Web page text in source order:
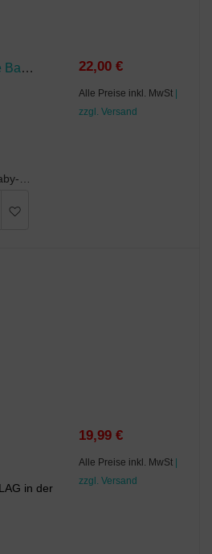
Artgerecht - Das Andere Babybuch 22,00 €
Alle Preise inkl. MwSt |
zzgl. Versand
in der
19,99 €
Alle Preise inkl. MwSt |
zzgl. Versand